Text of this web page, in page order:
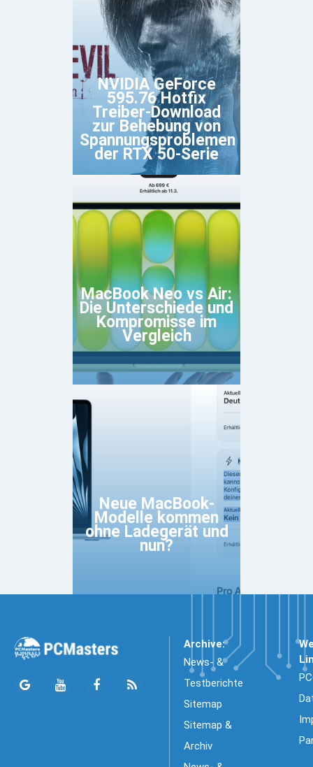
NVIDIA GeForce
595.76 Hotfix
Treiber-Download
zur Behebung von
Spannungsproblemen
der RTX 50-Serie
MacBook Neo vs Air:
Die Unterschiede und
Kompromisse im
Vergleich
Neue MacBook-
Modelle kommen
ohne Ladegerät und
nun?
Archive:
News- &
Testberichte
Sitemap
Sitemap &
Archiv